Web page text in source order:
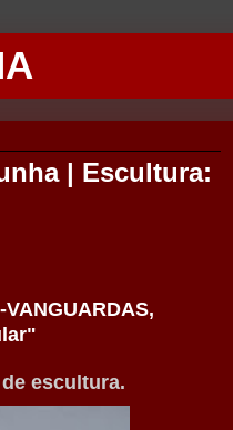
| Escultura:
escultura.